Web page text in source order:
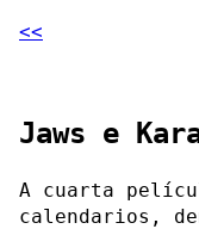
<<
Jaws e
A cuarta
calendarios,